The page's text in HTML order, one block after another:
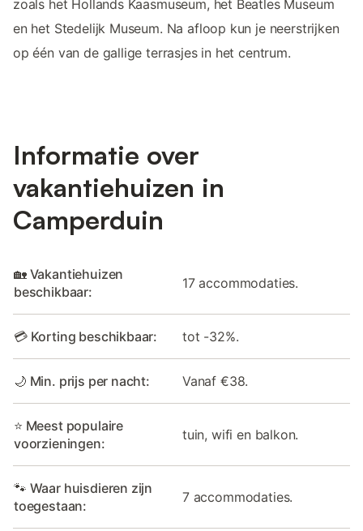
zoals het Hollands Kaasmuseum, het Beatles Museum
en het Stedelijk Museum. Na afloop kun je neerstrijken
op één van de gallige terrasjes in het centrum.
Informatie over
vakantiehuizen in
Camperduin
🏡 Vakantiehuizen
beschikbaar:
17 accommodaties.
💳 Korting beschikbaar: tot -32%.
🌙 Min. prijs per nacht: Vanaf €38.
⭐ Meest populaire
voorzieningen:
tuin, wifi en balkon.
🐾 Waar huisdieren zijn
toegestaan:
7 accommodaties.